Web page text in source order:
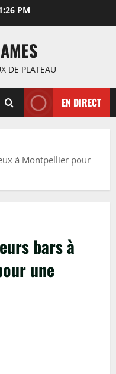
PM
DE PLATEAU
EN DIRECT
à Montpellier pour
bars à
une